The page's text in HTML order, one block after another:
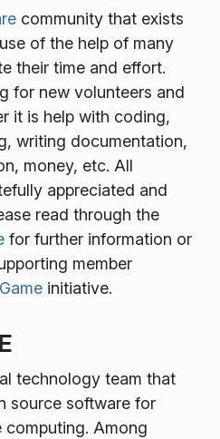
community that exists
of the help of many
their time and effort.
for new volunteers and
it is help with coding,
writing documentation,
money, etc. All
appreciated and
read through the
for further information or
member
initiative.
technology team that
source software for
Among